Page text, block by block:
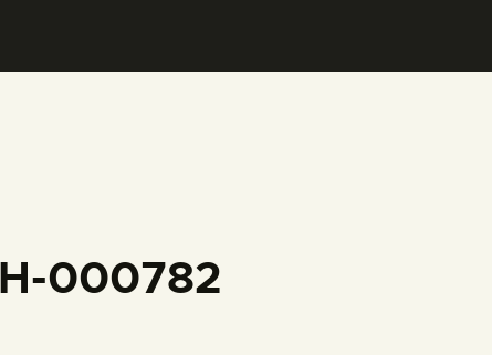
000782